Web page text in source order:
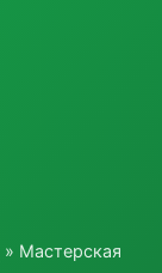
» Мастерская